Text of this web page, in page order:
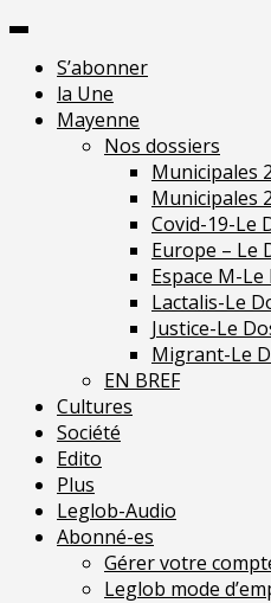
Skip
contentS’abonner
la Une
Mayenne
Nos dossiers
Municipales
Municipales
Covid-19-Le
Europe – Le
Espace M-
Lactalis-Le
Justice-Le
Migrant-Le
EN BREF
Cultures
Société
Edito
Plus
Leglob-Audio
Abonné-es
Gérer votre
Leglob mode
indépendante en
Mayenne